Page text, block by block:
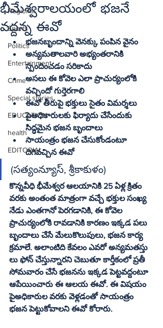
Regional
Sports
Politics
Entertainment
Crime
Special stories
EDUCATION
health
EDITORIAL
భీమేశ్వరాలయంలో భజనే
వద్దన్న ఈవో
భజనబృందాన్ని వెనక్కు పంపిన వైనం
అన్యమతాలవారి అభ్యంతరానికి
స్పందించడం సరికాదు
అసలు ఈ కోవెల ఎలా ప్రాచుర్యంలోకి
వచ్చిందో గుర్తెరగాలి
ఈవో తీరుపై భక్తులు సైతం విమర్శలు
పైఅధికారులకు ఫిర్యాదు చేసేందుకు
సిద్ధమైన భజన బృందాలు
సాయంత్రం భజన చేసుకోండంటూ
దిగివచ్చిన ఈవో
(సత్యంన్యూస్‌, శ్రీకాకుళం)
కొన్నవీధి భీమేశ్వర ఆలయానికి 25 ఏళ్ల క్రితం
వరకు అంతంత మాత్రంగా వచ్చే భక్తుల సంఖ్య
నేడు ఎంతగానో పెరగడానికి, ఈ కోవెల
ప్రాచుర్యంలోకి రావడానికి కారణం ఇక్కడ పలు
బృందాలు చేసే మేలుకొలుపులు, భజన కార్య
క్రమాలే. అలాంటిది కేవలం ఎవరో అన్యమతస్తు
లు ఫోన్‌ చేస్తున్నారని చెబుతూ కార్తీకంలో ప్రతీ
సోమవారం చేసే భజనను ఇక్కడ పెట్టవద్దంటూ
ఆపేయించారు ఈ ఆలయ ఈవో. ఈ విషయం
పైఅధికారుల వరకు వెళ్లడంతో సాయంత్రం
భజన పెట్టుకోవాలని ఈవో కోరారు.